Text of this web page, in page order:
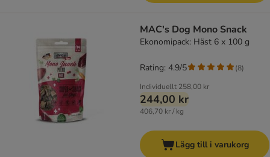
MAC's Dog Mono Snack
Ekonomipack: Häst 6 x 100 g
Individuellt 258,00 kr
244,00 kr
406,70 kr / kg
Rating: 4.9/5 (8)
Lägg till i varukorg